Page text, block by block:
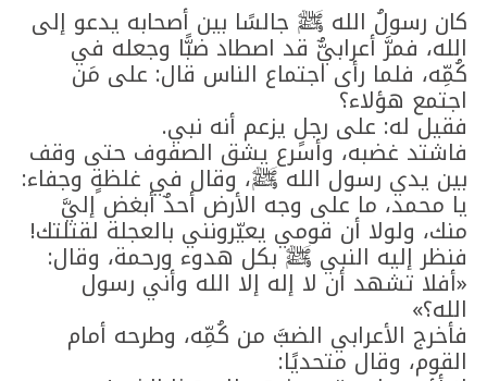
كان رسولُ الله ﷺ جالسًا بين أصحابه يدعو إلى
الله، فمرَّ أعرابيٌّ قد اصطاد ضبًّا وجعله في
كُمِّه، فلما رأى اجتماع الناس قال: على مَن
اجتمع هؤلاء؟
فقيل له: على رجلٍ يزعم أنه نبي.
فاشتد غضبه، وأسرع يشق الصفوف حتى وقف
بين يدي رسول الله ﷺ، وقال في غلظةٍ وجفاء:
يا محمد، ما على وجه الأرض أحدٌ أبغض إليَّ
منك، ولولا أن قومي يعيّرونني بالعجلة لقتلتك!
فنظر إليه النبي ﷺ بكل هدوء ورحمة، وقال:
«أفلا تشهد أن لا إله إلا الله وأني رسول
الله؟»
فأخرج الأعرابي الضبَّ من كُمِّه، وطرحه أمام
القوم، وقال متحديًا: